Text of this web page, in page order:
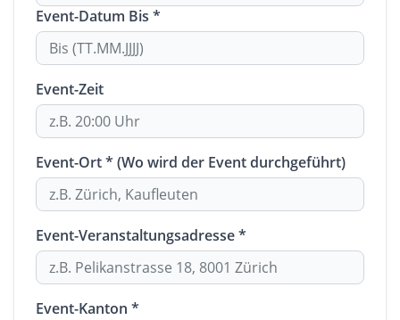
Event-Datum Bis *
Event-Zeit
Event-Ort * (Wo wird der Event durchgeführt)
Event-Veranstaltungsadresse *
Event-Kanton *